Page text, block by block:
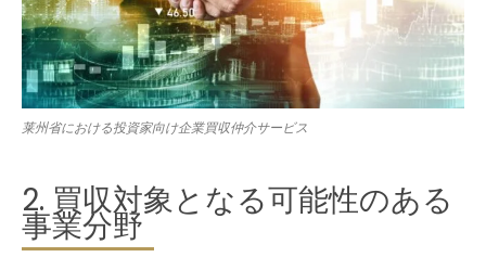
莱州省における投資家向け企業買収仲介サービス
2. 買収対象となる可能性のある
事業分野